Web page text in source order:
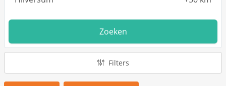
Zoeken
Filters